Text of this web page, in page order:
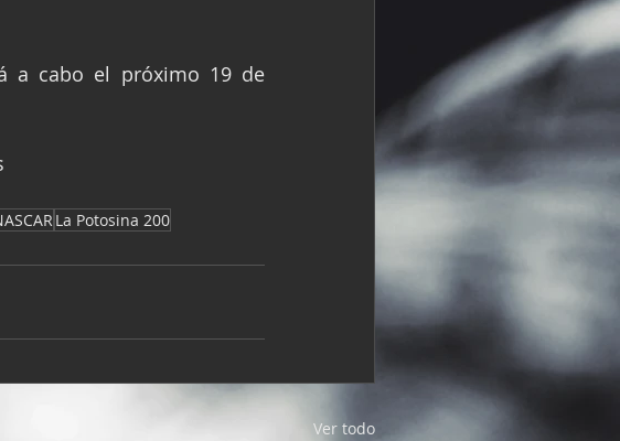
a cabo el próximo 19 de
La Potosina 200
Ver todo